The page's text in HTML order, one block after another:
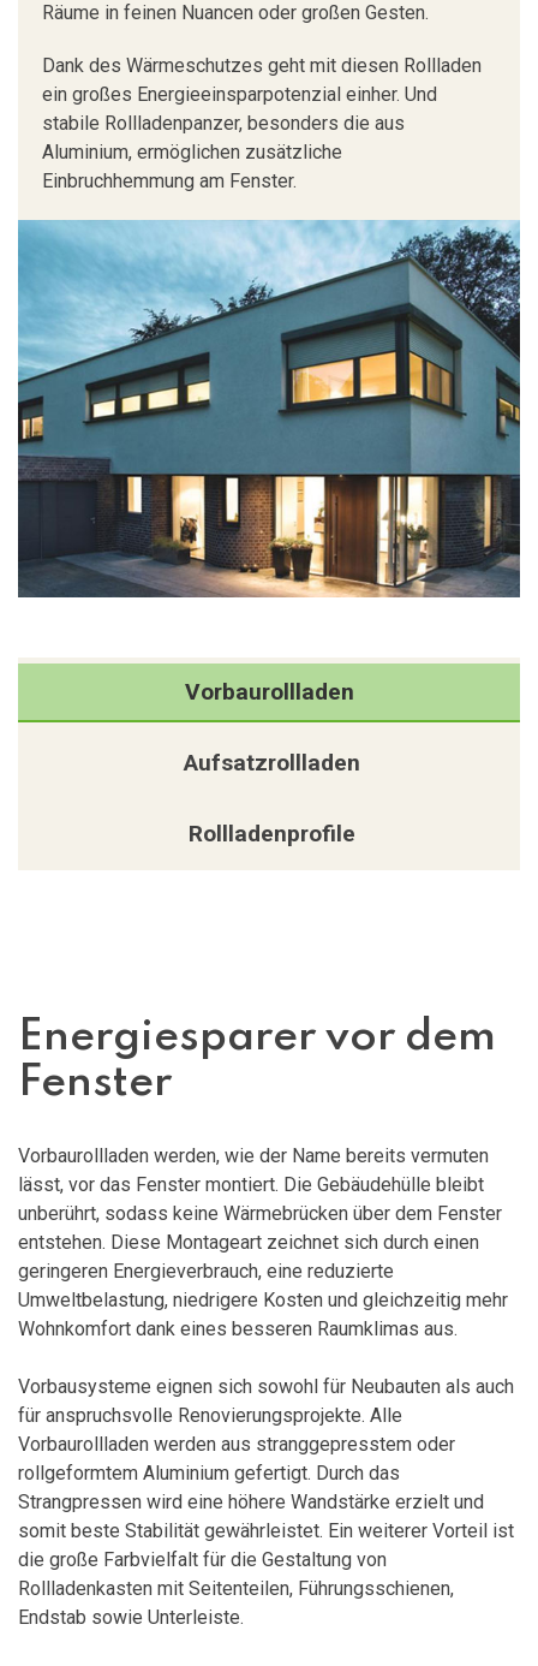
Räume in feinen Nuancen oder großen Gesten.
Dank des Wärmeschutzes geht mit diesen Rollladen
ein großes Energieeinsparpotenzial einher. Und
stabile Rollladenpanzer, besonders die aus
Aluminium, ermöglichen zusätzliche
Einbruchhemmung am Fenster.
Vorbaurollladen
Aufsatzrollladen
Rollladenprofile
Energiesparer vor dem
Fenster
Vorbaurollladen werden, wie der Name bereits vermuten
lässt, vor das Fenster montiert. Die Gebäudehülle bleibt
unberührt, sodass keine Wärmebrücken über dem Fenster
entstehen. Diese Montageart zeichnet sich durch einen
geringeren Energieverbrauch, eine reduzierte
Umweltbelastung, niedrigere Kosten und gleichzeitig mehr
Wohnkomfort dank eines besseren Raumklimas aus.
Vorbausysteme eignen sich sowohl für Neubauten als auch
für anspruchsvolle Renovierungsprojekte. Alle
Vorbaurollladen werden aus stranggepresstem oder
rollgeformtem Aluminium gefertigt. Durch das
Strangpressen wird eine höhere Wandstärke erzielt und
somit beste Stabilität gewährleistet. Ein weiterer Vorteil ist
die große Farbvielfalt für die Gestaltung von
Rollladenkasten mit Seitenteilen, Führungsschienen,
Endstab sowie Unterleiste.